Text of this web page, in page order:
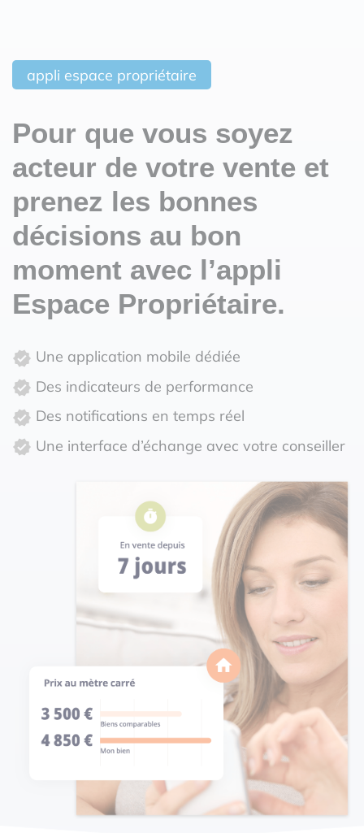
appli espace propriétaire
Pour que vous soyez
acteur de votre vente et
prenez les bonnes
décisions au bon
moment avec l’appli
Espace Propriétaire.
Une application mobile dédiée
Des indicateurs de performance
Des notifications en temps réel
Une interface d’échange avec votre conseiller